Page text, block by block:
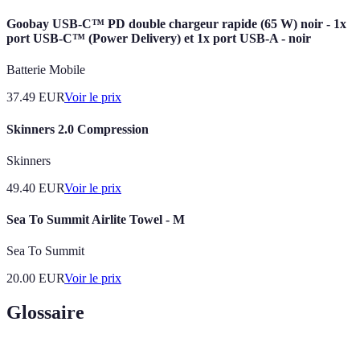
Goobay USB-C™ PD double chargeur rapide (65 W) noir - 1x
port USB-C™ (Power Delivery) et 1x port USB-A - noir
Batterie Mobile
37.49 EURVoir le prix
Skinners 2.0 Compression
Skinners
49.40 EURVoir le prix
Sea To Summit Airlite Towel - M
Sea To Summit
20.00 EURVoir le prix
Glossaire